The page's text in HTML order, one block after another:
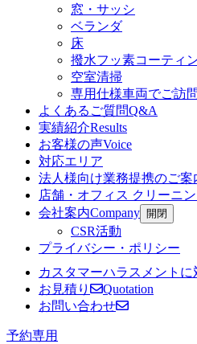
窓・サッシ
ベランダ
床
撥水フッ素コーティ
空室清掃
専用仕様車両でご訪問
よくあるご質問Q&A
実績紹介Results
お客様の声Voice
対応エリア
法人様向け業務提携のご案
店舗・オフィス クリーニ
会社案内Company 開閉
CSR活動
プライバシー・ポリシー
カスタマーハラスメント
お見積り
Quotation
お問い合わせ
予約専用